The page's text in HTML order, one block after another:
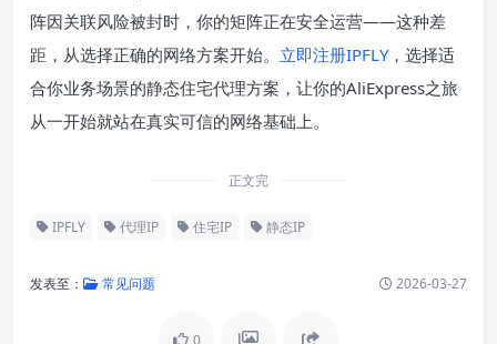
阵因关联风险被封时，你的矩阵正在安全运营——这种差
距，从选择正确的网络方案开始。 立即注册IPFLY，选择适
合你业务场景的静态住宅代理方案，让你的AliExpress之旅
从一开始就站在真实可信的网络基础上。
正文完
IPFLY 代理IP 住宅IP 静态IP
发表至： 常见问题 2026-03-27
0